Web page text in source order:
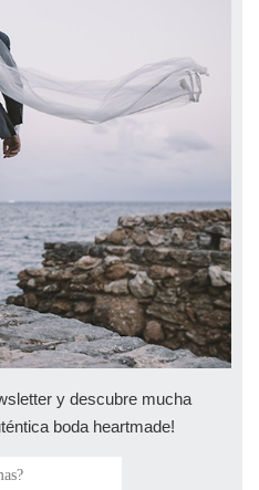
y descubre mucha
boda heartmade!